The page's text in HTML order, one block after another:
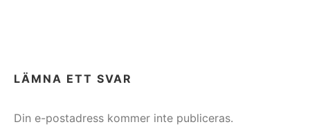
LÄMNA ETT SVAR
Din e-postadress kommer inte publiceras.